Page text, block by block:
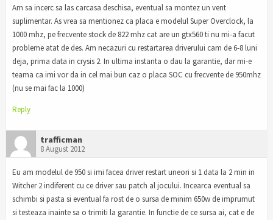
Am sa incerc sa las carcasa deschisa, eventual sa montez un vent
suplimentar. As vrea sa mentionez ca placa e modelul Super Overclock, la
1000 mhz, pe frecvente stock de 822 mhz cat are un gtx560 ti nu mi-a facut
probleme atat de des. Am necazuri cu restartarea driverului cam de 6-8 luni
deja, prima data in crysis 2. In ultima instanta o dau la garantie, dar mi-e
teama ca imi vor da in cel mai bun caz o placa SOC cu frecvente de 950mhz
(nu se mai fac la 1000)
Reply
trafficman
8 August 2012
Eu am modelul de 950 si imi facea driver restart uneori si 1 data la 2 min in
Witcher 2 indiferent cu ce driver sau patch al jocului. Incearca eventual sa
schimbi si pasta si eventual fa rost de o sursa de minim 650w de imprumut
si testeaza inainte sa o trimiti la garantie. In functie de ce sursa ai, cat e de